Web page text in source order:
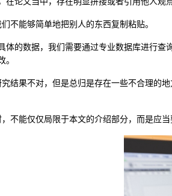
不能够简单地把别人的东西复制粘贴。
体的数据，我们需要通过专业数据库进行
。
结果不对，但是总归是存在一些不合理的
不能仅仅局限于本文的介绍部分，而是应当